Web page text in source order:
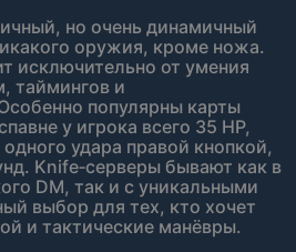
но очень динамичный
оружия, кроме ножа.
исключительно от умения
таймингов и
популярны карты
у игрока всего 35 HP,
удара правой кнопкой,
Knife‑серверы бывают как в
DM, так и с уникальными
выбор для тех, кто хочет
и тактические манёвры.